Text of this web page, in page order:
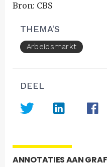
Bron: CBS
THEMA'S
Arbeidsmarkt
DEEL
ANNOTATIES AAN